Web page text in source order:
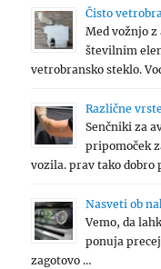
Čisto
Med vožnjo
številnim
vetrobransko steklo.
Različne
Senčniki za
pripomoček
vozila. prav tako dobro
Nasveti ob
Vemo, da
ponuja
zagotovo …